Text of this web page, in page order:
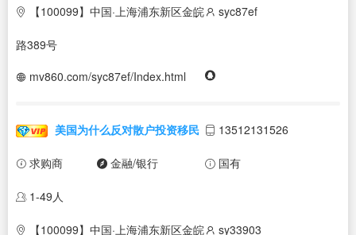
【100099】中国·上海浦东新区金皖
路389号
syc87ef
mv860.com/syc87ef/Index.html
美国为什么反对散户投资移民 13512131526
求购商 金融/银行 国有
1-49人
【100099】中国·上海浦东新区金皖 sy33903